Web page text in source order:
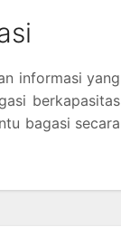
informasi yang
berkapasitas
bagasi secara